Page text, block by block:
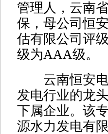
管理人，云南
保，母公司恒
估有限公司评
级为AAA级。
云南恒安电
发电行业的龙
下属企业。该
源水力发电有